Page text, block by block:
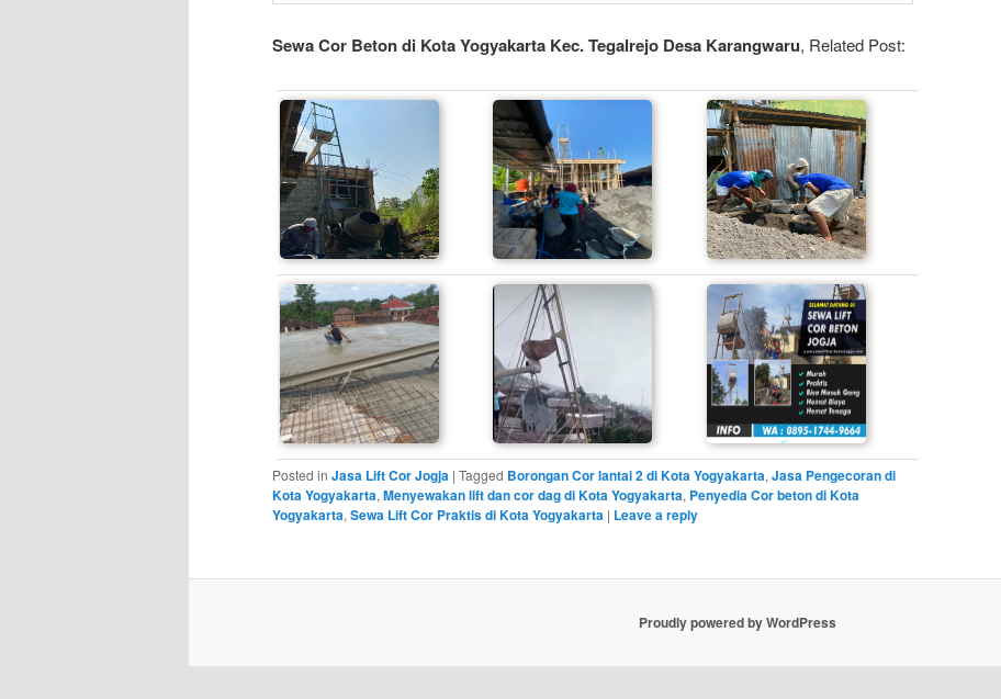
Sewa Cor Beton di Kota Yogyakarta Kec. Tegalrejo Desa Karangwaru, Related Post:
Posted in Jasa Lift Cor Jogja | Tagged Borongan Cor lantai 2 di Kota Yogyakarta, Jasa Pengecoran di
Kota Yogyakarta, Menyewakan lift dan cor dag di Kota Yogyakarta, Penyedia Cor beton di Kota
Yogyakarta, Sewa Lift Cor Praktis di Kota Yogyakarta | Leave a reply
Proudly powered by WordPress